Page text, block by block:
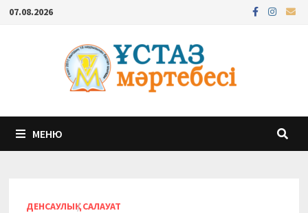
Перейти
содержимому
07.08.2026
МЕНЮ
ДЕНСАУЛЫҚ/САЛАУАТ